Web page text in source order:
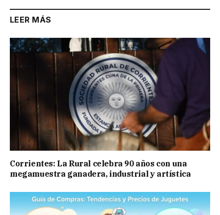
LEER MÁS
Corrientes: La Rural celebra 90 años con una
megamuestra ganadera, industrial y artística